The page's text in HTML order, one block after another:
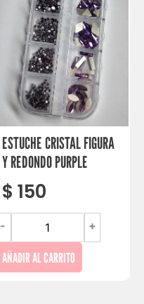
ESTUCHE CRISTAL FIGURA
Y REDONDO PURPLE
$ 150
- +
AÑADIR AL CARRITO